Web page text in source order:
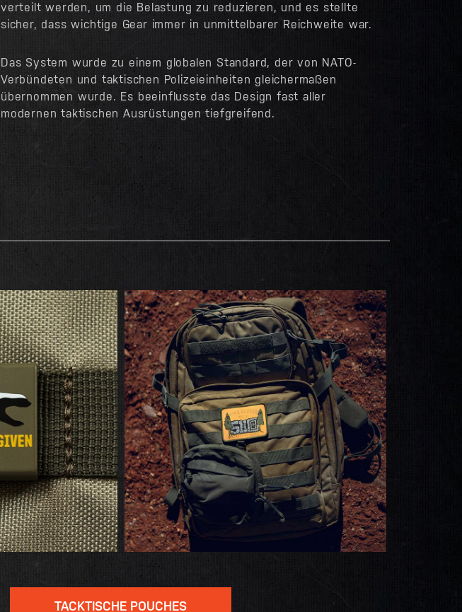
verteilt werden, um die Belastung zu reduzieren, und es stellte
sicher, dass wichtige Gear immer in unmittelbarer Reichweite war.
Das System wurde zu einem globalen Standard, der von NATO-
Verbündeten und taktischen Polizeieinheiten gleichermaßen
übernommen wurde. Es beeinflusste das Design fast aller
modernen taktischen Ausrüstungen tiefgreifend.
TACKTISCHE POUCHES